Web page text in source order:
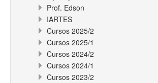
Prof. Edson
IARTES
Cursos 2025/2
Cursos 2025/1
Cursos 2024/2
Cursos 2024/1
Cursos 2023/2